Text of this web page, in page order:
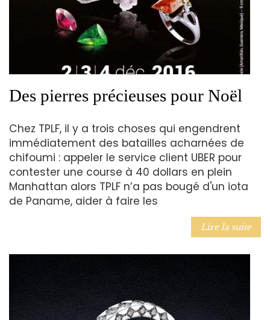
Des pierres précieuses pour Noël
Chez TPLF, il y a trois choses qui engendrent
immédiatement des batailles acharnées de
chifoumi : appeler le service client UBER pour
contester une course à 40 dollars en plein
Manhattan alors TPLF n’a pas bougé d'un iota
de Paname, aider à faire les
Lire la suite